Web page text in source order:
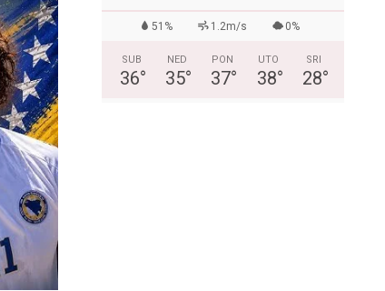
51% 1.2m/s 0%
SUB
36°
NED
35°
PON
37°
UTO
38°
SRI
28°